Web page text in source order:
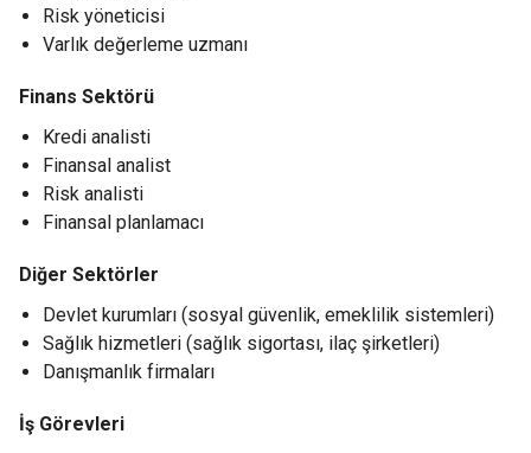
Risk yöneticisi
Varlık değerleme uzmanı
Finans Sektörü
Kredi analisti
Finansal analist
Risk analisti
Finansal planlamacı
Diğer Sektörler
Devlet kurumları (sosyal güvenlik, emeklilik sistemleri)
Sağlık hizmetleri (sağlık sigortası, ilaç şirketleri)
Danışmanlık firmaları
İş Görevleri